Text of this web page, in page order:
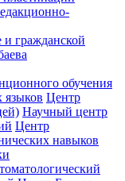
и гражданской
обучения
языков Центр
Научный центр
Центр
навыков